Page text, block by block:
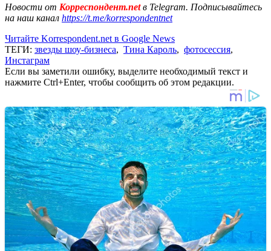
Новости от Корреспондент.netв Telegram. Подписывайтесь
на наш канал https://t.me/korrespondentnet
Читайте Korrespondent.net в Google News
ТЕГИ: звезды шоу-бизнеса, Тина Кароль, фотосессия,
Инстаграм
Если вы заметили ошибку, выделите необходимый текст и
нажмите Ctrl+Enter, чтобы сообщить об этом редакции.